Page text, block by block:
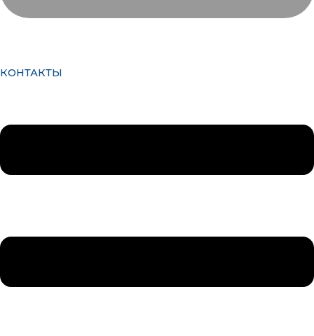
КОНТАКТЫ